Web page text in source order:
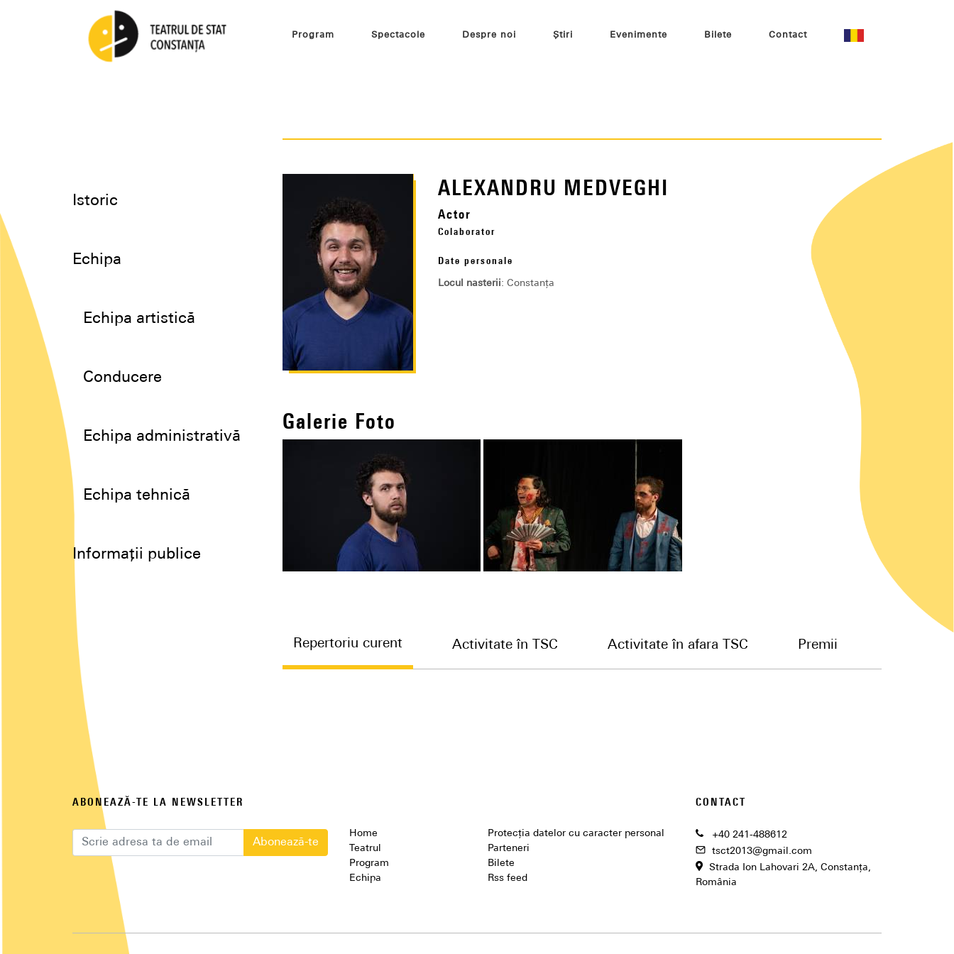
Program Spectacole Despre noi Știri Evenimente Bilete Contact
ALEXANDRU MEDVEGHI
Actor
Colaborator
Date personale
Locul nasterii: Constanța
Galerie Foto
Repertoriu curent Activitate în TSC Activitate în afara TSC Premii
Istoric
Echipa
Echipa artistică
Conducere
Echipa administrativă
Echipa tehnică
Informații publice
ABONEAZĂ-TE LA NEWSLETTER
Abonează-te
Home
Teatrul
Program
Echipa
Protecția datelor cu caracter personal
Parteneri
Bilete
Rss feed
CONTACT
+40 241-488612
tsct2013@gmail.com
Strada Ion Lahovari 2A, Constanţa,
România